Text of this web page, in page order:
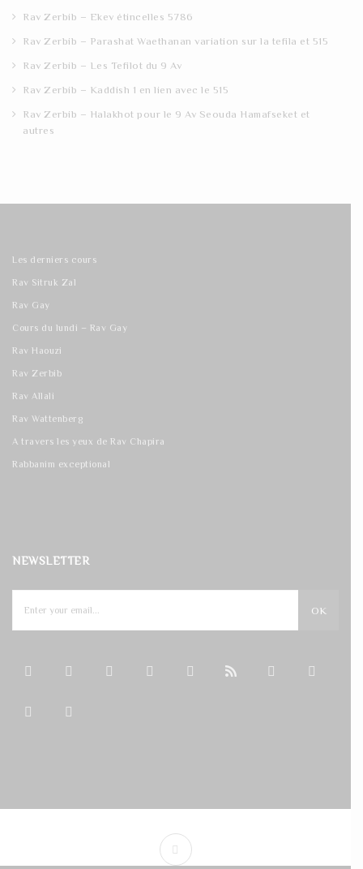
Rav Zerbib – Ekev étincelles 5786
Rav Zerbib – Parashat Waethanan variation sur la tefila et 515
Rav Zerbib – Les Tefilot du 9 Av
Rav Zerbib – Kaddish 1 en lien avec le 515
Rav Zerbib – Halakhot pour le 9 Av Seouda Hamafseket et
autres
Les derniers cours
Rav Sitruk Zal
Rav Gay
Cours du lundi – Rav Gay
Rav Haouzi
Rav Zerbib
Rav Allali
Rav Wattenberg
A travers les yeux de Rav Chapira
Rabbanim exceptional
NEWSLETTER
OK